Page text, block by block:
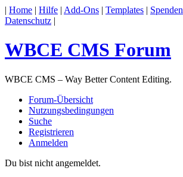
| Home | Hilfe | Add-Ons | Templates | Spenden
Datenschutz |
WBCE CMS Forum
WBCE CMS – Way Better Content Editing.
Forum-Übersicht
Nutzungsbedingungen
Suche
Registrieren
Anmelden
Du bist nicht angemeldet.